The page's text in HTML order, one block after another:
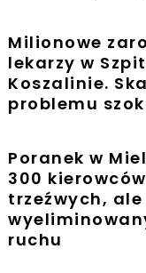
Milionowe
lekarzy w
Koszalinie.
problemu
Poranek w
300 kierowców
trzeźwych,
ruchu